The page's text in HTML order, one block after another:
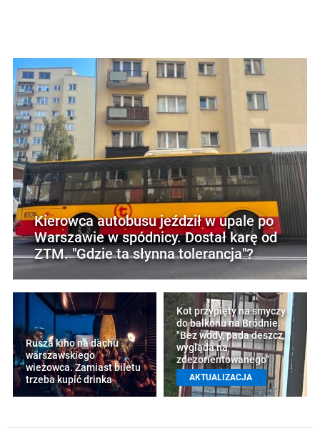
Kierowca autobusu jeździł w upale po
Warszawie w spódnicy. Dostał karę od
ZTM. "Gdzie ta słynna tolerancja"?
Rusza kino na dachu
warszawskiego
wieżowca. Zamiast biletu
trzeba kupić drinka
Kot przypięty na smyczy
do balkonu na Bródnie.
"Bez wody, pada deszcz,
wygląda na
zdezorientowanego"
AKTUALIZACJA